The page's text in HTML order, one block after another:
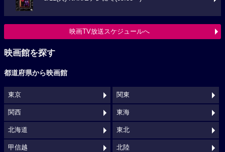
映画TV放送スケジュールへ
映画館を探す
都道府県から映画館
東京 関東
関西 東海
北海道 東北
甲信越 北陸